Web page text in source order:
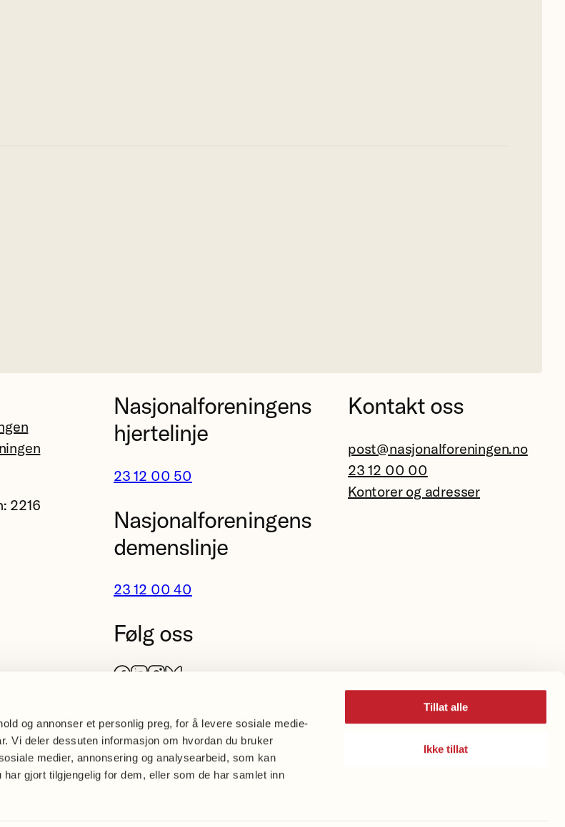
og annonser et personlig preg, for å levere sosiale medie-
Vi deler dessuten informasjon om hvordan du bruker
medier, annonsering og analysearbeid, som kan
gjort tilgjengelig for dem, eller som de har samlet inn
Tillat alle
Ikke tillat
2216
Nasjonalforeningens
hjertelinje
23 12 00 50
Nasjonalforeningens
demenslinje
23 12 00 40
Følg oss
Facebook
LinkedIn
Instagram
Bluesky
Kontakt oss
post@nasjonalforeningen.no
23 12 00 00
Kontorer og adresser